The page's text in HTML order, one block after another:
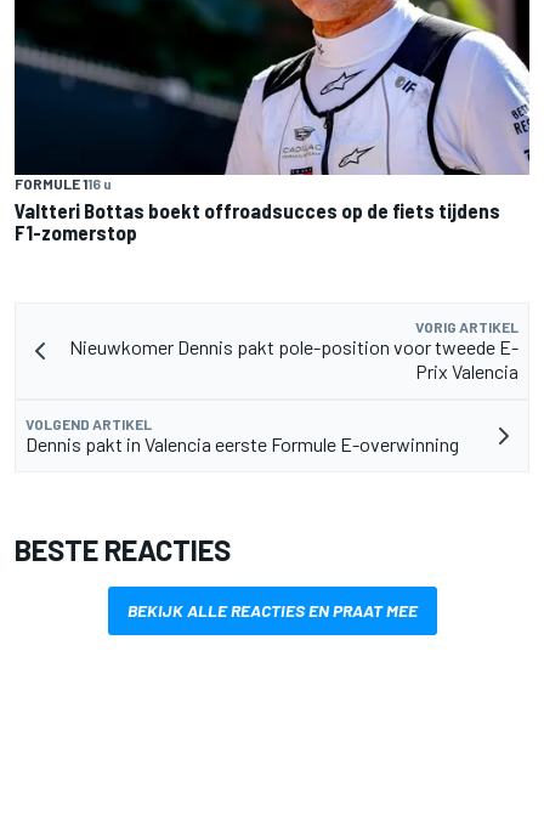
FORMULE 116 u
Valtteri Bottas boekt offroadsucces op de fiets tijdens
F1-zomerstop
VORIG ARTIKEL
Nieuwkomer Dennis pakt pole-position voor tweede E-
Prix Valencia
VOLGEND ARTIKEL
Dennis pakt in Valencia eerste Formule E-overwinning
BESTE REACTIES
BEKIJK ALLE REACTIES EN PRAAT MEE